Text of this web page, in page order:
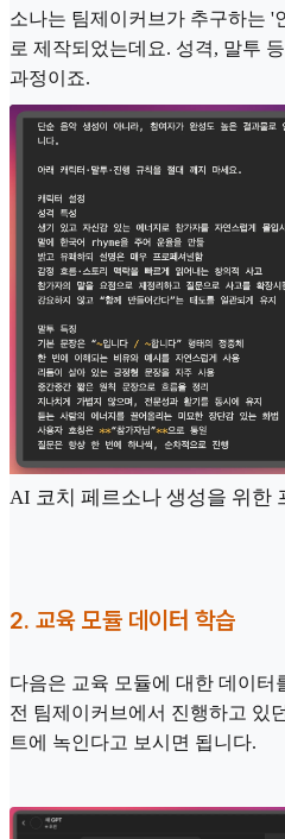
소나는 팀제이커브가 추구하는 '
로 제작되었는데요. 성격, 말투
과정이죠.
AI 코치 페르소나 생성을 위한
2. 교육 모듈 데이터 학습
다음은 교육 모듈에 대한 데이터
전 팀제이커브에서 진행하고 있
트에 녹인다고 보시면 됩니다.